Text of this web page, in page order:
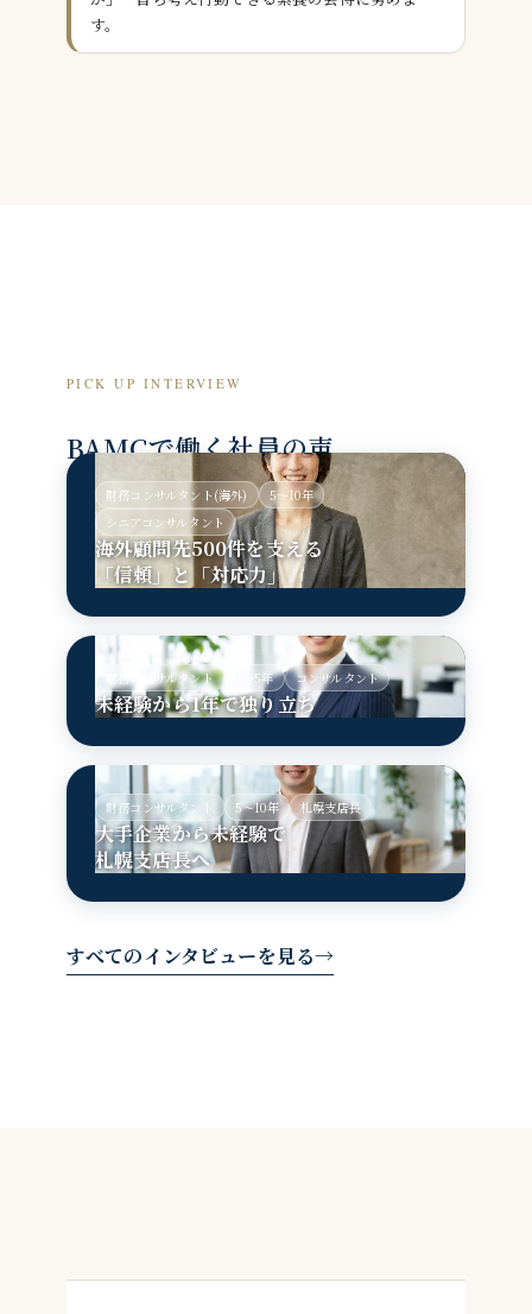
す。
PICK UP INTERVIEW
BAMCで働く社員の声
財務コンサルタント(海外)
5〜10年
シニアコンサルタント
海外顧問先500件を支える
「信頼」と「対応力」
財務コンサルタント 3〜5年 コンサルタント
未経験から1年で独り立ち
財務コンサルタント 5〜10年 札幌支店長
大手企業から未経験で
札幌支店長へ
すべてのインタビューを見る→